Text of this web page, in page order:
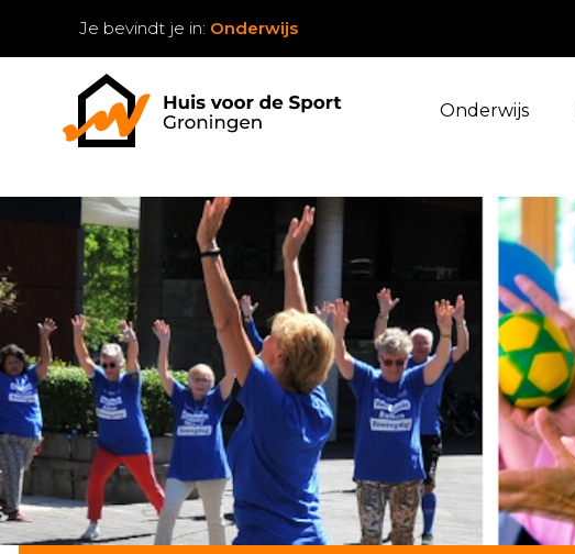
Je bevindt je in: Onderwijs
Onderwijs